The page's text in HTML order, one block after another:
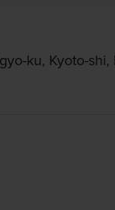
ku, Kyoto-shi,